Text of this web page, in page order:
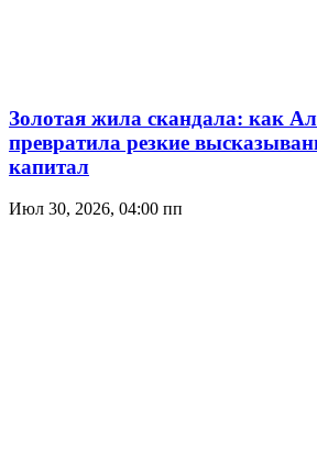
Золотая жила скандала: как
превратила резкие
капитал
Июл 30, 2026, 04:00 пп